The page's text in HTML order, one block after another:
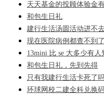
天天基金的投顾体验金
和包生日礼
建行生活汤圆活动进不
现在医院病例都查不到了
13mini 比 se 大多少有人
和包生日礼，先到先得
只有我建行生活卡死了
环球网校二建全科兑换